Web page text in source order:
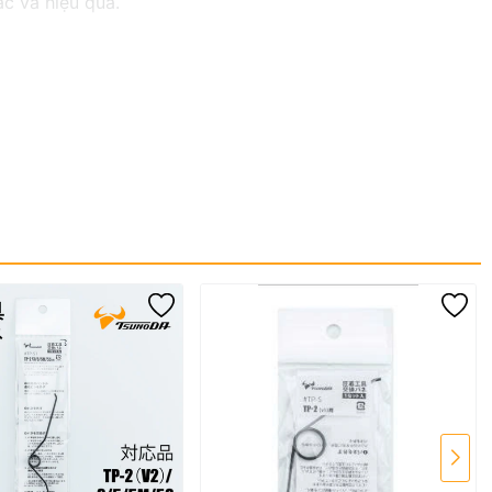
kìm cắt cáp xoắn, kìm cắt cáp đồng, kìm cắt cáp
công ty.